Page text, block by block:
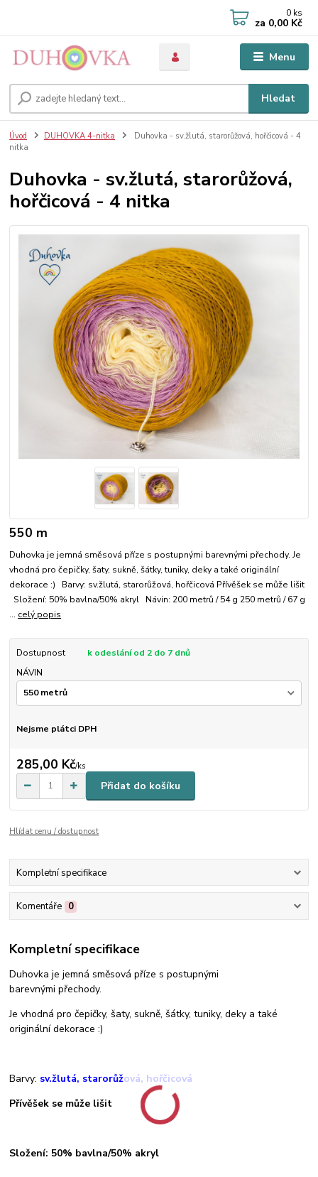
Menu
Hledat
0 ks
za 0,00 Kč
Úvod DUHOVKA 4-nitka
Duhovka - sv.žlutá, starorůžová, hořčicová - 4
nitka
Duhovka - sv.žlutá, starorůžová,
hořčicová - 4 nitka
550 m
Duhovka je jemná směsová příze s postupnými barevnými přechody. Je
vhodná pro čepičky, šaty, sukně, šátky, tuniky, deky a také originální
dekorace :) Barvy: sv.žlutá, starorůžová, hořčicová Přívěšek se může lišit
Složení: 50% bavlna/50% akryl Návin: 200 metrů / 54 g 250 metrů / 67 g
... celý popis
Dostupnost
k odeslání od 2 do 7 dnů
NÁVIN
Nejsme plátci DPH
285,00 Kč/ks
Přidat do košíku
Hlídat cenu / dostupnost
Kompletní specifikace
Komentáře 0
Kompletní specifikace
Duhovka je jemná směsová příze s postupnými
barevnými přechody.
Je vhodná pro čepičky, šaty, sukně, šátky, tuniky, deky a také
originální dekorace :)
Barvy: sv.žlutá, starorůžová, hořčicová
Přívěšek se může lišit
Složení: 50% bavlna/50% akryl